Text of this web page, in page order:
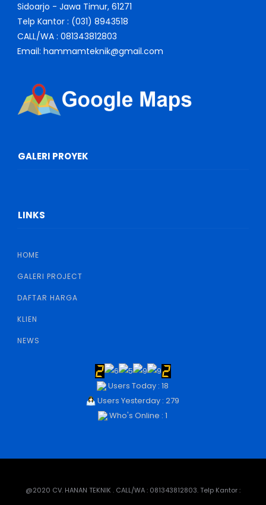
Sidoarjo - Jawa Timur, 61271
Telp Kantor : (031) 8943518
CALL/WA : 081343812803
Email: hammamteknik@gmail.com
GALERI PROYEK
LINKS
HOME
GALERI PROJECT
DAFTAR HARGA
KLIEN
NEWS
Users Today : 18
Users Yesterday : 279
Who's Online : 1
@2020 CV. HANAN TEKNIK . CALL/WA : 081343812803. Telp Kantor :